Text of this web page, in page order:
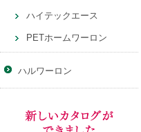
ハイテックエース
PETホームワーロン
ハルワーロン